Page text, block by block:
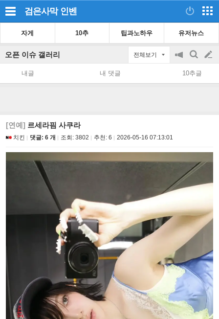
검은사막 인벤
자게 10추 팁과노하우 유저뉴스
오픈 이슈 갤러리 전체보기
공
지
on/off
검
색
글
쓰
내글 내 댓글 10추글
[연예] 르세라핌 사쿠라
치킨 댓글: 6 개 조회: 3802 추천: 6 2026-05-16 07:13:01